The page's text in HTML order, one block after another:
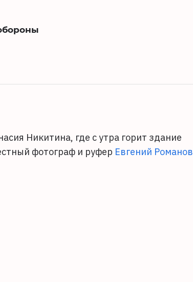
Никитина, где с утра горит здание
фотограф и руфер Евгений Романов